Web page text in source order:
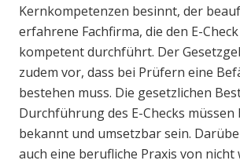
Kernkompetenzen besinnt, der
erfahrene Fachfirma, die den E-
kompetent durchführt. Der
zudem vor, dass bei Prüfern eine
bestehen muss. Die gesetzlichen
Durchführung des E-Checks müssen
bekannt und umsetzbar sein.
auch eine berufliche Praxis von nicht